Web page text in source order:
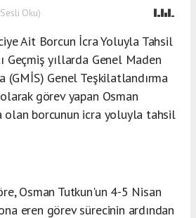
Oku)
Ait Borcun İcra Yoluyla Tahsil
Geçmiş yıllarda Genel Maden
(GMİS) Genel Teşkilatlandırma
görev yapan Osman
olan borcunun icra yoluyla tahsil
Osman Tutkun'un 4-5 Nisan
eren görev sürecinin ardından